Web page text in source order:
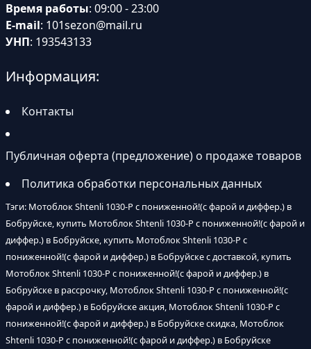
Время работы: 09:00 - 23:00
E-mail: 101sezon@mail.ru
УНП: 193543133
Информация:
Контакты
Публичная оферта (предложение) о продаже товаров
Политика обработки персональных данных
Тэги: Мотоблок Shtenli 1030-P с пониженной!(с фарой и диффер.) в
Бобруйске, купить Мотоблок Shtenli 1030-P с пониженной!(с фарой и
диффер.) в Бобруйске, купить Мотоблок Shtenli 1030-P с
пониженной!(с фарой и диффер.) в Бобруйске с доставкой, купить
Мотоблок Shtenli 1030-P с пониженной!(с фарой и диффер.) в
Бобруйске в рассрочку, Мотоблок Shtenli 1030-P с пониженной!(с
фарой и диффер.) в Бобруйске акция, Мотоблок Shtenli 1030-P с
пониженной!(с фарой и диффер.) в Бобруйске скидка, Мотоблок
Shtenli 1030-P с пониженной!(с фарой и диффер.) в Бобруйске